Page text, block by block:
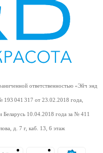
ответственностью «Эйч энд
193 041 317 от 23.02.2018 года,
Беларусь 10.04.2018 года за № 411
д. 7 г, каб. 13, 6 этаж